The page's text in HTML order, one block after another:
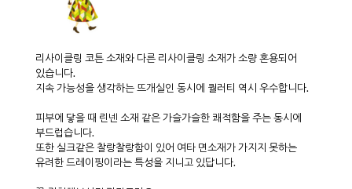
리사이클링 코튼 소재와 다른 리사이클링 소재가 소량 혼용되어
있습니다.
지속 가능성을 생각하는 뜨개실인 동시에 퀄러티 역시 우수합니다.
피부에 닿을 때 린넨 소재 같은 가슬가슬한 쾌적함을 주는 동시에
부드럽습니다.
또한 실크같은 찰랑찰랑함이 있어 여타 면소재가 가지지 못하는
유려한 드레이핑이라는 특성을 지니고 있답니다.